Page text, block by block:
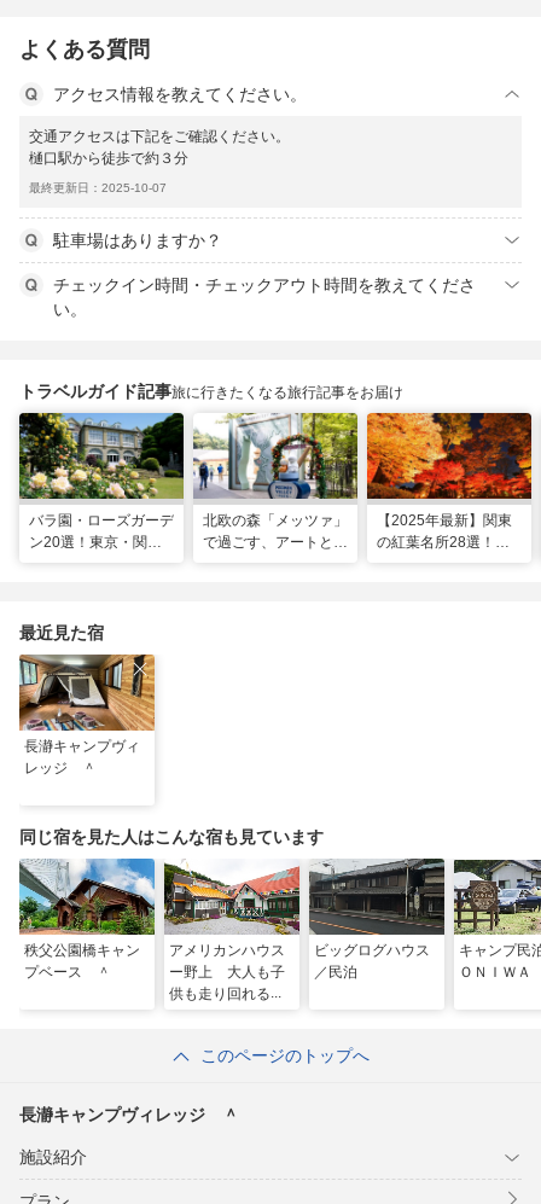
よくある質問
アクセス情報を教えてください。
交通アクセスは下記をご確認ください。
樋口駅から徒歩で約３分
最終更新日：2025-10-07
駐車場はありますか？
チェックイン時間・チェックアウト時間を教えてくださ
い。
トラベルガイド記事旅に行きたくなる旅行記事をお届け
バラ園・ローズガーデ
ン20選！東京・関東
北欧の森「メッツァ」
で過ごす、アートとム
【2025年最新】関東
の紅葉名所28選！
最近見た宿
長瀞キャンプヴィ
レッジ ＾
同じ宿を見た人はこんな宿も見ています
秩父公園橋キャン
プベース ＾
アメリカンハウス
ー野上 大人も子
供も走り回れる施
ビッグログハウス
／民泊
キャンプ
ＯＮＩＷ
このページのトップへ
長瀞キャンプヴィレッジ ＾
施設紹介